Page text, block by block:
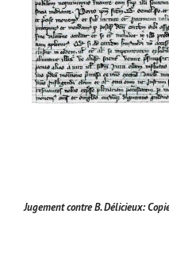
Jugement contre B. Délicieux: